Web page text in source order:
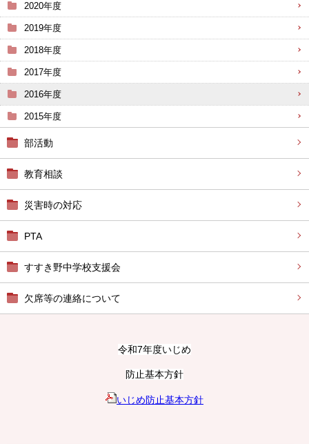
2020年度
2019年度
2018年度
2017年度
2016年度
2015年度
部活動
教育相談
災害時の対応
PTA
すすき野中学校支援会
欠席等の連絡について
令和7年度いじめ
防止基本方針
いじめ防止基本方針